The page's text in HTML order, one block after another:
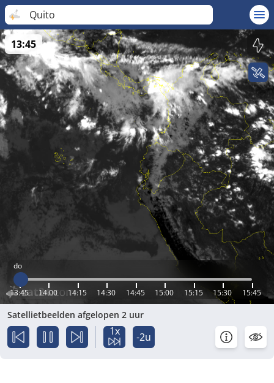
Quito
do
13:45 14:00 14:15 14:30 14:45 15:00 15:15 15:30 15:45
13:45
Satellietbeelden afgelopen 2 uur
1x -2u